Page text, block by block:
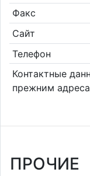
Факс
Сайт
Телефон
Контактные
прежним
ПРОЧИЕ